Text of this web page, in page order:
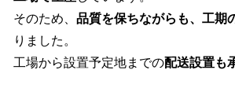
そのため、 品質を保ちながらも、工期
りました。
工場から設置予定地までの配送設置も